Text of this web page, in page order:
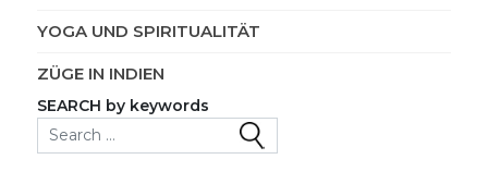
YOGA UND SPIRITUALITÄT
ZÜGE IN INDIEN
SEARCH by keywords
Search for: